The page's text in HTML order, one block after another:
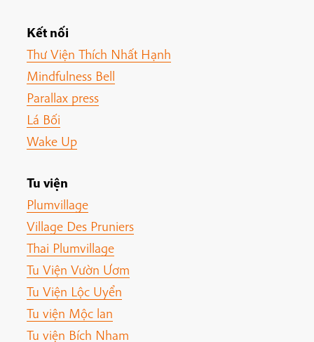
Kết nối
Thư Viện Thích Nhất Hạnh
Mindfulness Bell
Parallax press
Lá Bối
Wake Up
Tu viện
Plumvillage
Village Des Pruniers
Thai Plumvillage
Tu Viện Vườn Ươm
Tu Viện Lộc Uyển
Tu viện Mộc lan
Tu viện Bích Nham